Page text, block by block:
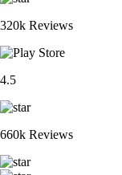
320k Reviews
4.5
660k Reviews